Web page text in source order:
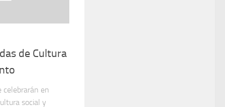
de Cultura
celebrarán en
social y